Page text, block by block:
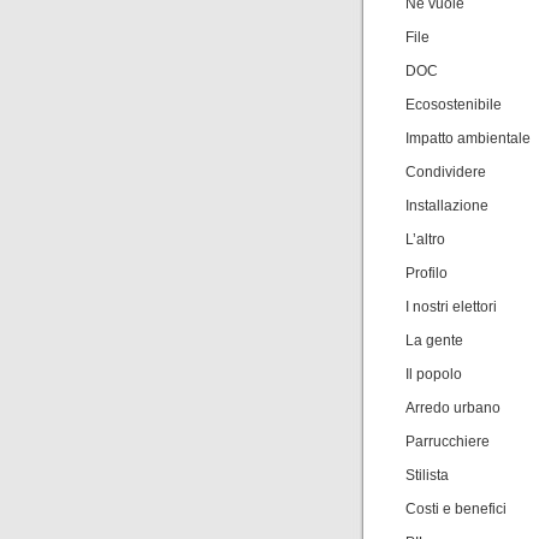
Ne vuole
File
DOC
Ecosostenibile
Impatto ambientale
Condividere
Installazione
L’altro
Profilo
I nostri elettori
La gente
Il popolo
Arredo urbano
Parrucchiere
Stilista
Costi e benefici